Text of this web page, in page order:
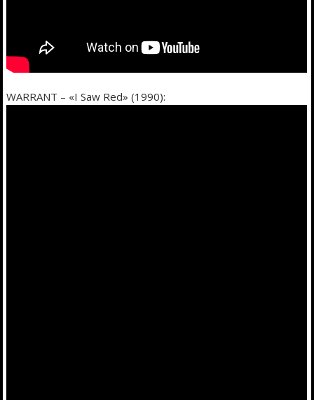
WARRANT – «I Saw Red» (1990):